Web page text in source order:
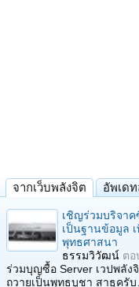
จากเว็บพลังจิต อัพเด
เชิญร่วมบริจาค
เป็นฐานข้อมูล เ
พุทธศาสนา
ธรรมวิวัฒน์ ตอ
ร่วมบุญซื้อ Server เวปพลัง
ถวายเป็นพุทธบูชา สาธุครับ